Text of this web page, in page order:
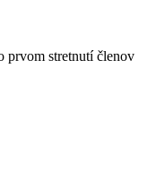
prvom stretnutí členov